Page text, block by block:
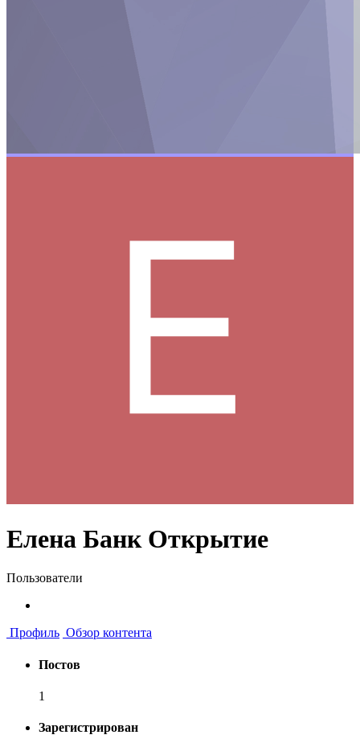
Елена Банк Открытие
Пользователи
Профиль Обзор контента
Постов
1
Зарегистрирован